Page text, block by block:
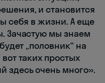
и становится
себя в жизни. А еще
Зачастую мы знаем
„половник“ на
таких простых
здесь очень много».